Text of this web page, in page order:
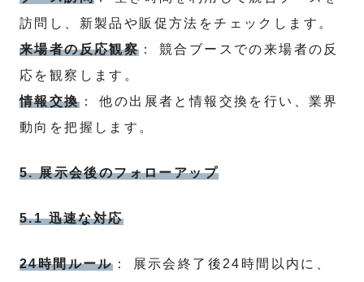
訪問し、新製品や販促方法をチェックします。
来場者の反応観察 ： 競合ブースでの来場者の反
応を観察します。
情報交換： 他の出展者と情報交換を行い、業界
動向を把握します。
5. 展示会後のフォローアップ
5.1 迅速な対応
24時間ルール： 展示会終了後24時間以内に、